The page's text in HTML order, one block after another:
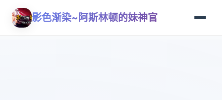
影色渐染~阿斯林顿的妹神官